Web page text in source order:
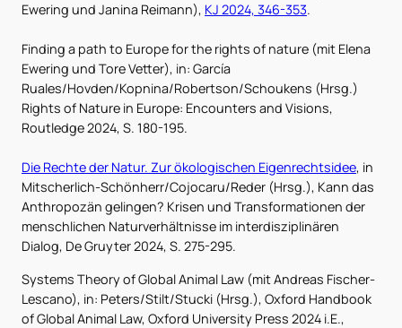
Ewering und Janina Reimann), KJ 2024, 346-353.
Finding a path to Europe for the rights of nature (mit Elena
Ewering und Tore Vetter), in: García
Ruales/Hovden/Kopnina/Robertson/Schoukens (Hrsg.)
Rights of Nature in Europe: Encounters and Visions,
Routledge 2024, S. 180-195.
Die Rechte der Natur. Zur ökologischen Eigenrechtsidee, in
Mitscherlich-Schönherr/Cojocaru/Reder (Hrsg.), Kann das
Anthropozän gelingen? Krisen und Transformationen der
menschlichen Naturverhältnisse im interdisziplinären
Dialog, De Gruyter 2024, S. 275-295.
Systems Theory of Global Animal Law (mit Andreas Fischer-
Lescano), in: Peters/Stilt/Stucki (Hrsg.), Oxford Handbook
of Global Animal Law, Oxford University Press 2024 i.E.,